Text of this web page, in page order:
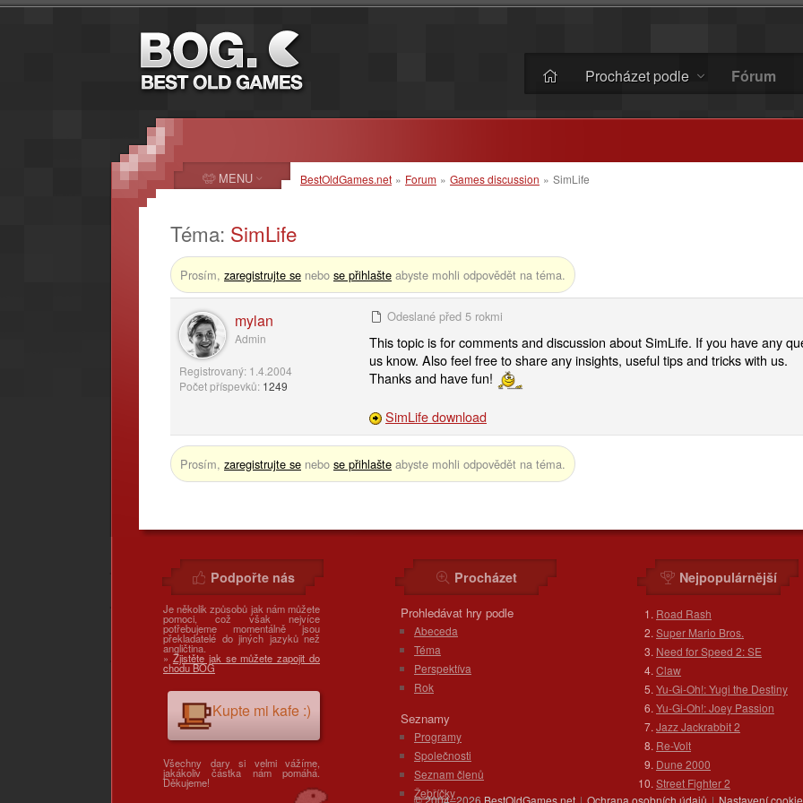
Procházet podle Fórum
BestOldGames.net » Forum » Games discussion » SimLife
Téma: SimLife
Prosím, zaregistrujte se nebo se přihlašte abyste mohli odpovědět na téma.
mylan
Admin
Registrovaný: 1.4.2004
Počet příspevků: 1249
Odeslané před 5 rokmi
This topic is for comments and discussion about SimLife. If you have any
us know. Also feel free to share any insights, useful tips and tricks with us.
Thanks and have fun!
SimLife download
Prosím, zaregistrujte se nebo se přihlašte abyste mohli odpovědět na téma.
MENU
Podpořte nás
Je několik způsobů jak nám můžete
pomoci, což však nejvíce
potřebujeme momentálně jsou
překladatelé do jiných jazyků než
angličtina.
» Zjistěte jak se můžete zapojit do
chodu BOG
Kupte mi kafe :)
Všechny dary si velmi vážíme,
jakákoliv částka nám pomáhá.
Děkujeme!
Procházet
Prohledávat hry podle
Abeceda
Téma
Perspektíva
Rok
Seznamy
Programy
Společnosti
Seznam členů
Žebříčky
Nejpopulárnější
Road Rash
Super Mario Bros.
Need for Speed 2: SE
Claw
Yu-Gi-Oh!: Yugi the Destiny
Yu-Gi-Oh!: Joey Passion
Jazz Jackrabbit 2
Re-Volt
Dune 2000
Street Fighter 2
© 2004–2026 BestOldGames.net | Ochrana osobních údajů | Nastavení